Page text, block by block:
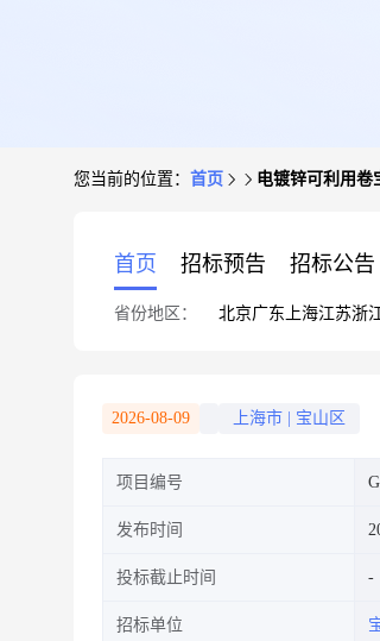
您当前的位置： 首页 电镀锌可利用卷
首页 招标预告 招标公告
省份地区： 北京广东 上海江苏浙
2026-08-09 上海市 宝山区
项目编号
发布时间
投标截止时间
招标单位